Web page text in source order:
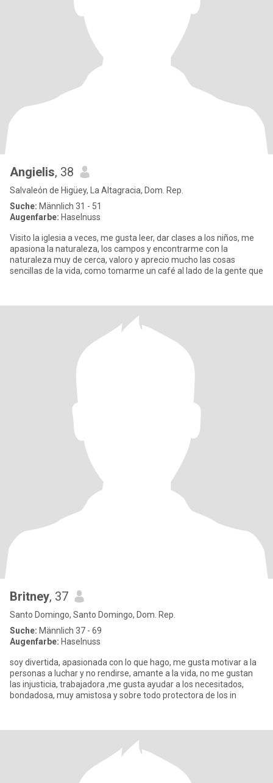
Angielis, 38
Salvaleón de Higüey, La Altagracia, Dom. Rep.
Suche: Männlich 31 - 51
Augenfarbe: Haselnuss
Visito la iglesia a veces, me gusta leer, dar clases a los niños, me
apasiona la naturaleza, los campos y encontrarme con la
naturaleza muy de cerca, valoro y aprecio mucho las cosas
sencillas de la vida, como tomarme un café al lado de la gente que
Britney, 37
Santo Domingo, Santo Domingo, Dom. Rep.
Suche: Männlich 37 - 69
Augenfarbe: Haselnuss
soy divertida, apasionada con lo que hago, me gusta motivar a la
personas a luchar y no rendirse, amante a la vida, no me gustan
las injusticia, trabajadora ,me gusta ayudar a los necesitados,
bondadosa, muy amistosa y sobre todo protectora de los in